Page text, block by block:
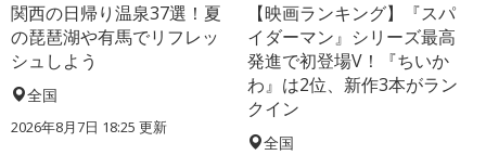
関西の日帰り温泉37選！夏
の琵琶湖や有馬でリフレッ
シュしよう
全国
2026年8月7日 18:25 更新
【映画ランキング】『スパ
イダーマン』シリーズ最高
発進で初登場V！『ちいか
わ』は2位、新作3本がラン
クイン
全国